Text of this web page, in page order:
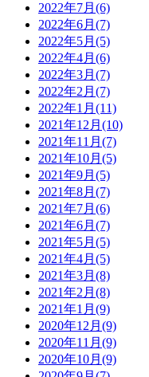
2022年7月(6)
2022年6月(7)
2022年5月(5)
2022年4月(6)
2022年3月(7)
2022年2月(7)
2022年1月(11)
2021年12月(10)
2021年11月(7)
2021年10月(5)
2021年9月(5)
2021年8月(7)
2021年7月(6)
2021年6月(7)
2021年5月(5)
2021年4月(5)
2021年3月(8)
2021年2月(8)
2021年1月(9)
2020年12月(9)
2020年11月(9)
2020年10月(9)